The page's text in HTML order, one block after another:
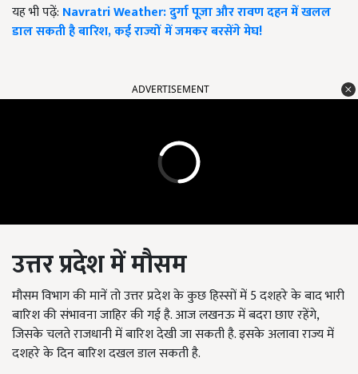
यह भी पढ़ें: Navratri Weather: दुर्गा पूजा और रावण दहन में खलल
डाल सकती है बारिश, कई राज्यों में जमकर बरसेंगे मेघ!
ADVERTISEMENT
उत्तर प्रदेश में मौसम
मौसम विभाग की मानें तो उत्तर प्रदेश के कुछ हिस्सों में 5 दशहरे के बाद भारी
बारिश की संभावना जाहिर की गई है. आज लखनऊ में बदरा छाए रहेंगे,
जिसके चलते राजधानी में बारिश देखी जा सकती है. इसके अलावा राज्य में
दशहरे के दिन बारिश दखल डाल सकती है.